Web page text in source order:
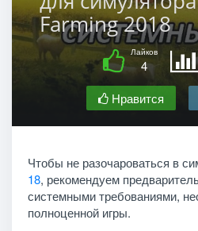
Farming 2018
Лайков
4
Нравится
Чтобы не разочароваться в
18, рекомендуем
системными требованиями,
полноценной игры.